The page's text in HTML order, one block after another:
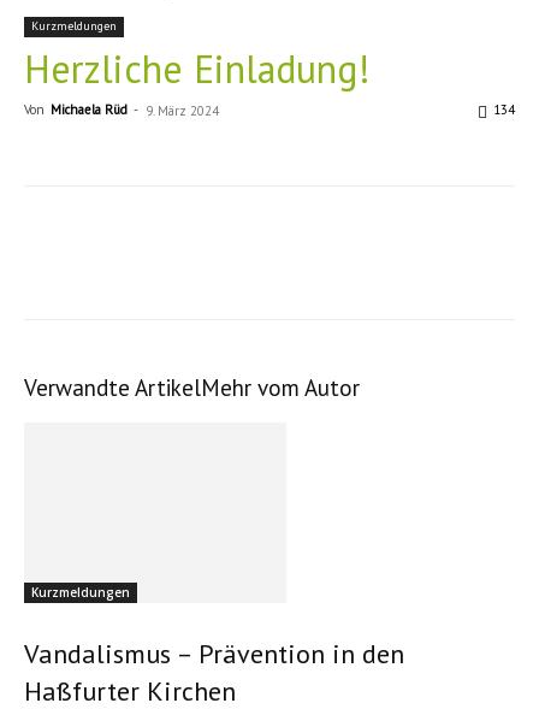
Kurzmeldungen
Herzliche Einladung!
Von Michaela Rüd - 9. März 2024 134
Verwandte ArtikelMehr vom Autor
Kurzmeldungen
Vandalismus – Prävention in den
Haßfurter Kirchen